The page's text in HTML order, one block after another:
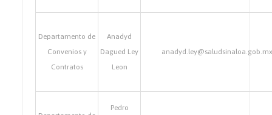
Departamento de
Convenios y
Contratos
Anadyd
Dagued Ley
Leon
anadyd.ley@saludsinaloa.gob.mx
Pedro